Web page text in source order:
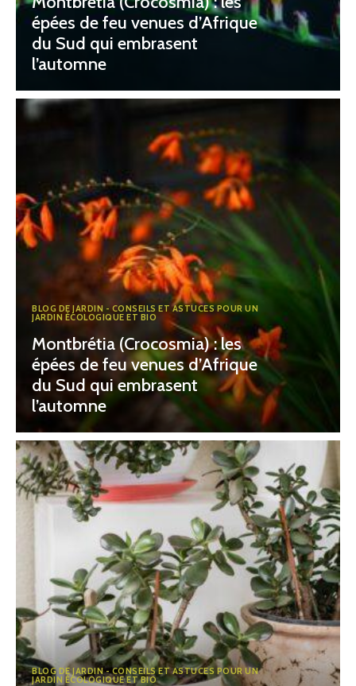
épées de feu venues d’Afrique
du Sud qui embrasent
l’automne
BLOG DE JARDIN - CONSEILS ET ASTUCES POUR UN
JARDIN ÉCOLOGIQUE ET BIO
Montbrétia (Crocosmia) : les
épées de feu venues d’Afrique
du Sud qui embrasent
l’automne
BLOG DE JARDIN - CONSEILS ET ASTUCES POUR UN
JARDIN ÉCOLOGIQUE ET BIO